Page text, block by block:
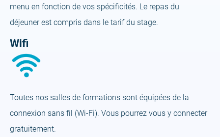
menu en fonction de vos spécificités. Le repas du
déjeuner est compris dans le tarif du stage.
Wifi
Toutes nos salles de formations sont équipées de la
connexion sans fil (Wi-Fi). Vous pourrez vous y connecter
gratuitement.